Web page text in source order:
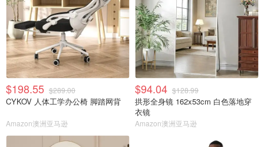
$198.55 $289.00
CYKOV 人体工学办公椅 脚踏网背
Amazon澳洲亚马逊
$94.04 $128.99
拱形全身镜 162x53cm 白色落地穿
衣镜
Amazon澳洲亚马逊